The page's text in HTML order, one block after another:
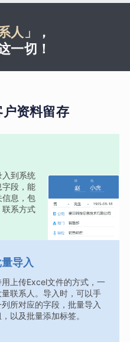
人」
，
一切！
资料留存
入到系统
字段，能
信息，包
联系方式
导入
上传Excel文件的方式，一
联系人。导入时，可以手
所对应的字段，批量导入
以及批量添加标签。